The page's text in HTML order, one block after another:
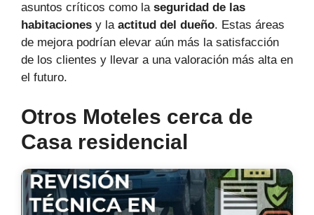
asuntos críticos como la seguridad de las
habitaciones y la actitud del dueño. Estas áreas
de mejora podrían elevar aún más la satisfacción
de los clientes y llevar a una valoración más alta en
el futuro.
Otros Moteles cerca de
Casa residencial